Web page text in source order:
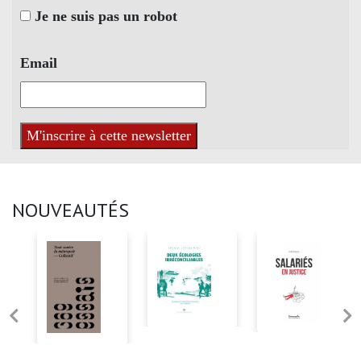
Je ne suis pas un robot
Email
NOUVEAUTÉS